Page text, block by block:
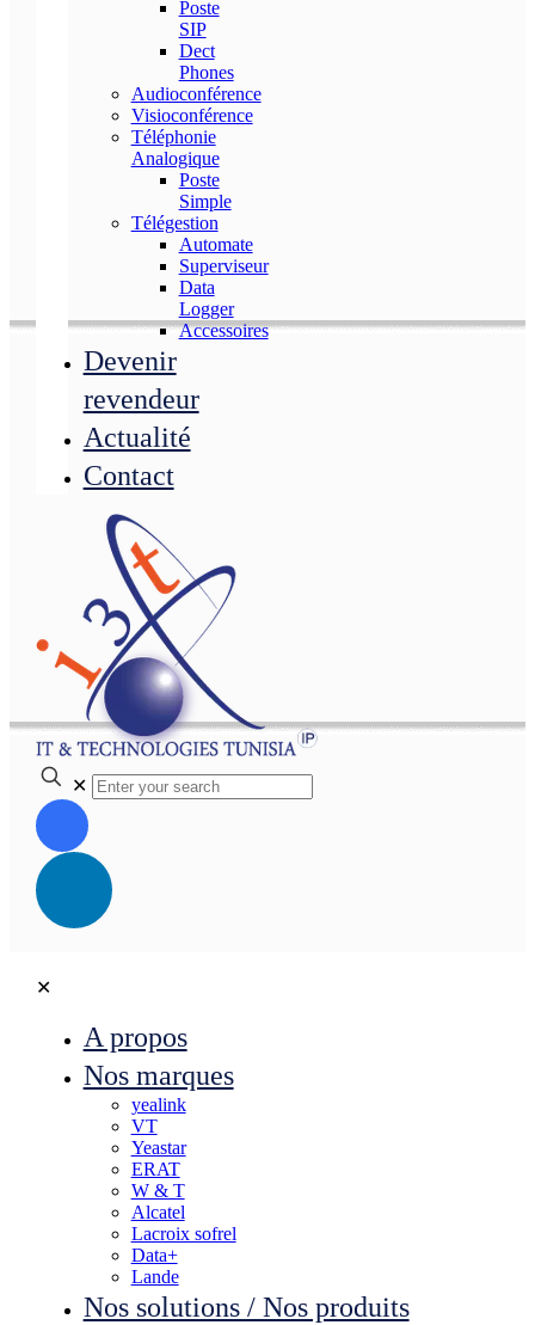
Poste
SIP
Dect
Phones
Audioconférence
Visioconférence
Téléphonie
Analogique
Poste
Simple
Télégestion
Automate
Superviseur
Data
Logger
Accessoires
Devenir
revendeur
Actualité
Contact
✕
✕
A propos
Nos marques
yealink
VT
Yeastar
ERAT
W & T
Alcatel
Lacroix sofrel
Data+
Lande
Nos solutions / Nos produits